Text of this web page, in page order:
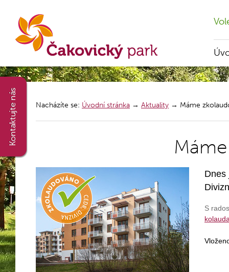
Nacházíte se: Úvodní stránka → Aktuality → Máme
Dnes
S